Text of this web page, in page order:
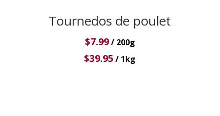
Tournedos de poulet
$7.99/ 200g
$39.95 / 1kg